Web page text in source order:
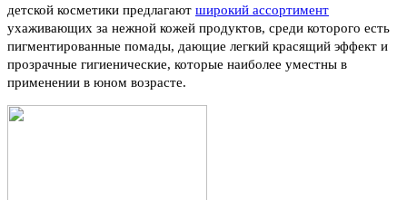
детской косметики предлагают широкий ассортимент
ухаживающих за нежной кожей продуктов, среди которого есть
пигментированные помады, дающие легкий красящий эффект и
прозрачные гигиенические, которые наиболее уместны в
применении в юном возрасте.